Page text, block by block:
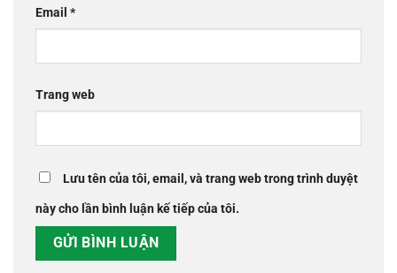
Email *
Trang web
Lưu tên của tôi, email, và trang web trong trình duyệt
này cho lần bình luận kế tiếp của tôi.